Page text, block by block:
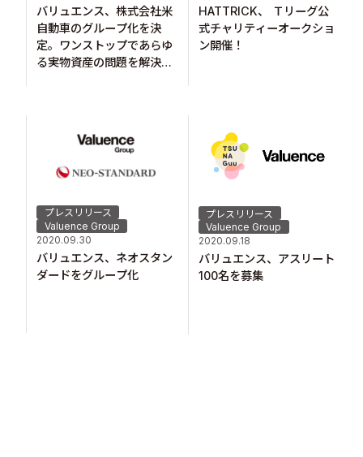
バリュエンス、株式会社米
自動車のグループ化を決
定。ワンストップであらゆ
る実物資産の問題を解決
HATTRICK、​ Ｔリーグ公
式チャリティーオークショ
ン開催！
プレスリリース
Valuence Group
2020.09.30
バリュエンス、ネオスタン
ダードをグループ化
プレスリリース
Valuence Group
2020.09.18
バリュエンス、アスリート
100名を募集